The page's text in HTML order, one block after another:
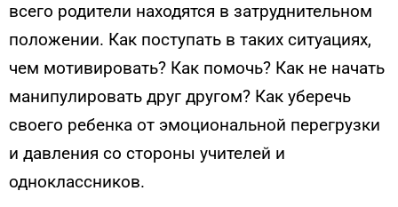
всего родители находятся в затруднительном
положении. Как поступать в таких ситуациях,
чем мотивировать? Как помочь? Как не начать
манипулировать друг другом? Как уберечь
своего ребенка от эмоциональной перегрузки
и давления со стороны учителей и
одноклассников.